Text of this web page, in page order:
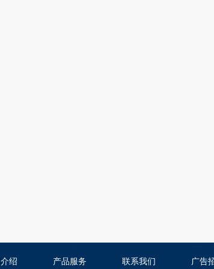
绍 产品服务 联系我们 广告